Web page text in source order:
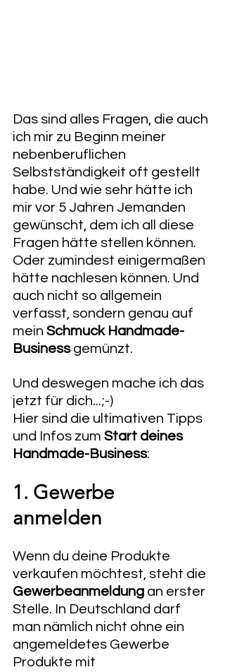
Das sind alles Fragen, die auch
ich mir zu Beginn meiner
nebenberuflichen
Selbstständigkeit oft gestellt
habe. Und wie sehr hätte ich
mir vor 5 Jahren Jemanden
gewünscht, dem ich all diese
Fragen hätte stellen können.
Oder zumindest einigermaßen
hätte nachlesen können. Und
auch nicht so allgemein
verfasst, sondern genau auf
mein Schmuck Handmade-
Business gemünzt.
Und deswegen mache ich das
jetzt für dich...;-)
Hier sind die ultimativen Tipps
und Infos zum Start deines
Handmade-Business:
1. Gewerbe
anmelden
Wenn du deine Produkte
verkaufen möchtest, steht die
Gewerbeanmeldung an erster
Stelle. In Deutschland darf
man nämlich nicht ohne ein
angemeldetes Gewerbe
Produkte mit